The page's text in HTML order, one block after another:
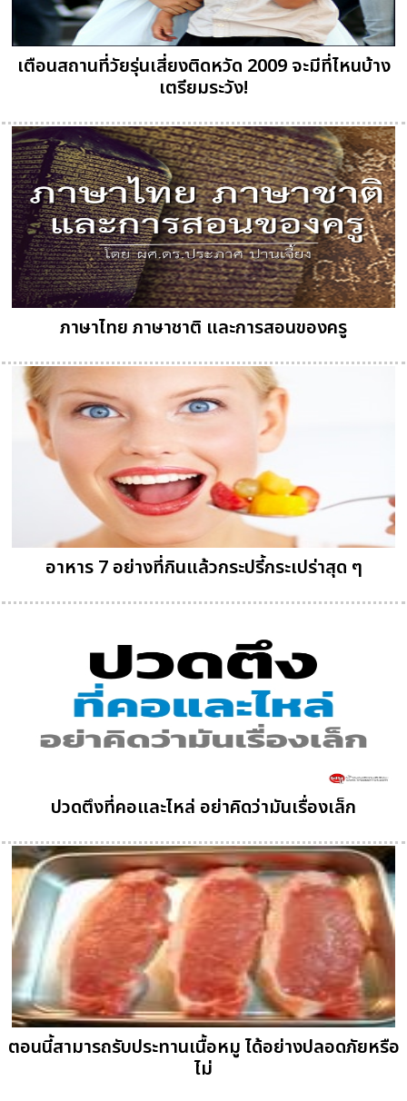
เตือนสถานที่วัยรุ่นเสี่ยงติดหวัด 2009 จะมีที่ไหนบ้าง
เตรียมระวัง!
ภาษาไทย ภาษาชาติ และการสอนของครู
อาหาร 7 อย่างที่กินแล้วกระปรี้กระเปร่าสุด ๆ
ปวดตึงที่คอและไหล่ อย่าคิดว่ามันเรื่องเล็ก
ตอนนี้สามารถรับประทานเนื้อหมู ได้อย่างปลอดภัยหรือ
ไม่